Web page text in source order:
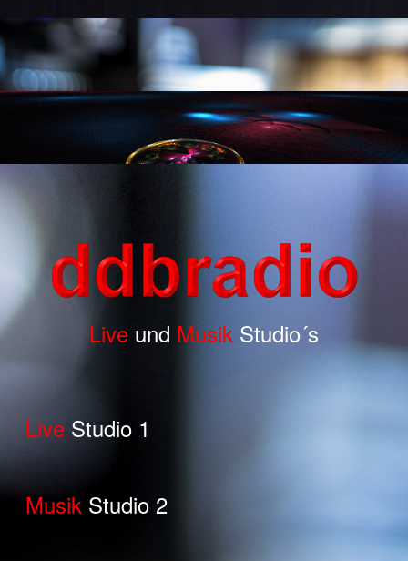
Live und Musik Studio´s
Live Studio 1
Musik Studio 2